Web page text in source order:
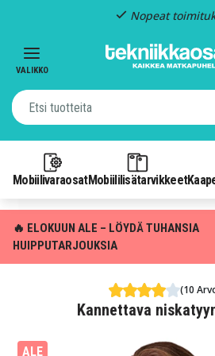
Nopeat
VALIKKO
MobiilivaraosatMobiililisätarvikkeet
🔥 ELOKUUN ALE – LÖYDÄ TUHANSIA
HUIPPUTARJOUKSIA
(10
Kannettava
ALE